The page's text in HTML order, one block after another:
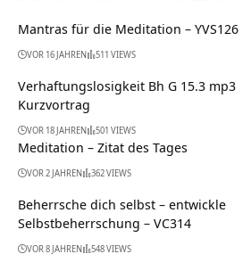
Mantras für die Meditation – YVS126
VOR 16 JAHREN 511 VIEWS
Verhaftungslosigkeit Bh G 15.3 mp3
Kurzvortrag
VOR 18 JAHREN 501 VIEWS
Meditation – Zitat des Tages
VOR 2 JAHREN 362 VIEWS
Beherrsche dich selbst – entwickle
Selbstbeherrschung – VC314
VOR 8 JAHREN 548 VIEWS